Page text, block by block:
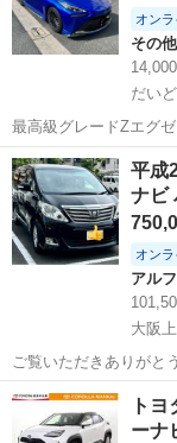
オン
その他
だい
最高級グレードZエグ
ッドイヤー新品(2025
12.3インチ大型純正ナ
ター ベンチ...
大阪 大阪市
平成
ナビ
オン
アル
大阪
ご覧いただきありがとうございます。 乗
きたアルファードを出品いたします。 現
すので、走行距離は多少増える
タイトルでのを追加確
大阪 大阪市
ト
ー